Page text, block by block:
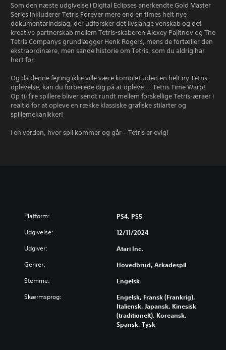
Som den næste udgivelse i Digital Eclipses anerkendte Gold Master
Series inkluderer Tetris Forever mere end en times helt nye
dokumentarindslag, der udforsker det livslange venskab og det
kreative partnerskab mellem Tetris-skaberen Alexey Pajitnov og The
Tetris Companys grundlægger Henk Rogers, mens de fortæller den
ekstraordinære, men sande historie om Tetris, som du aldrig har
hørt før.
Og da denne fejring ikke ville være komplet uden en helt ny Tetris-
oplevelse, kan du forberede dig på at opleve ... Tetris Time Warp!
Op til fire spillere bliver sendt rundt mellem forskellige Tetris-æraer i
realtid for at opleve en række klassiske grafiske stilarter og
spillemekanikker!
I en verden, hvor spil kommer og går – Tetris er evig!
Platform: PS4, PS5
Udgivelse: 12/11/2024
Udgiver: Atari Inc.
Genrer: Hovedbrud, Arkadespil
Stemme: Engelsk
Skærmsprog:
Engelsk, Fransk (Frankrig),
Italiensk, Japansk, Kinesisk
(traditionelt), Koreansk,
Spansk, Tysk